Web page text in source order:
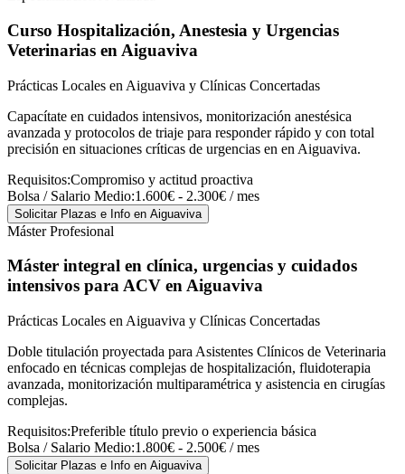
Curso Hospitalización, Anestesia y Urgencias
Veterinarias en Aiguaviva
Prácticas Locales en Aiguaviva y Clínicas Concertadas
Capacítate en cuidados intensivos, monitorización anestésica
avanzada y protocolos de triaje para responder rápido y con total
precisión en situaciones críticas de urgencias en en Aiguaviva.
Requisitos:Compromiso y actitud proactiva
Bolsa / Salario Medio:1.600€ - 2.300€ / mes
Solicitar Plazas e Info en Aiguaviva
Máster Profesional
Máster integral en clínica, urgencias y cuidados
intensivos para ACV en Aiguaviva
Prácticas Locales en Aiguaviva y Clínicas Concertadas
Doble titulación proyectada para Asistentes Clínicos de Veterinaria
enfocado en técnicas complejas de hospitalización, fluidoterapia
avanzada, monitorización multiparamétrica y asistencia en cirugías
complejas.
Requisitos:Preferible título previo o experiencia básica
Bolsa / Salario Medio:1.800€ - 2.500€ / mes
Solicitar Plazas e Info en Aiguaviva